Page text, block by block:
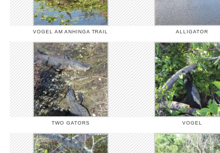
VOGEL AM ANHINGA TRAIL ALLIGATOR
TWO GATORS VOGEL